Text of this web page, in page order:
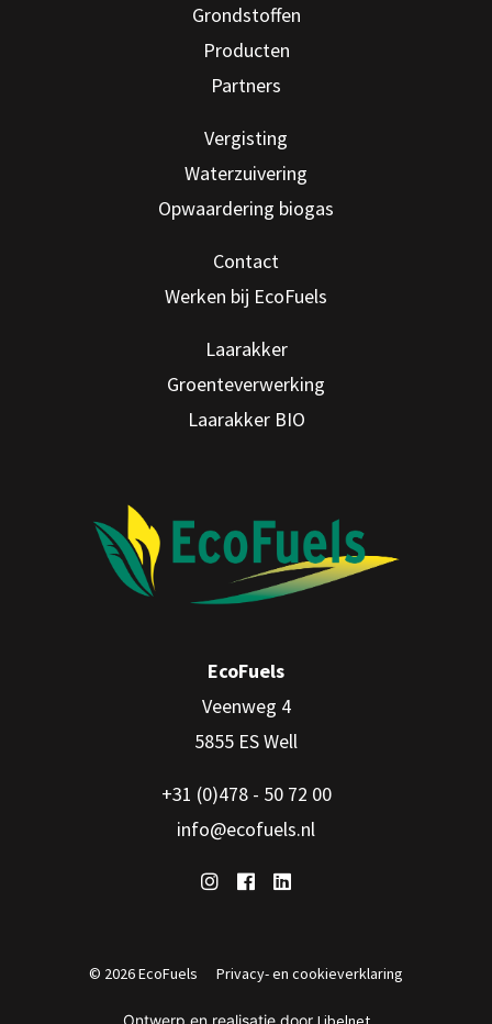
Grondstoffen
Producten
Partners
Vergisting
Waterzuivering
Opwaardering biogas
Contact
Werken bij EcoFuels
Laarakker
Groenteverwerking
Laarakker BIO
EcoFuels
Veenweg 4
5855 ES Well
+31 (0)478 - 50 72 00
info@ecofuels.nl
© 2026 EcoFuels Privacy- en cookieverklaring
Ontwerp en realisatie door